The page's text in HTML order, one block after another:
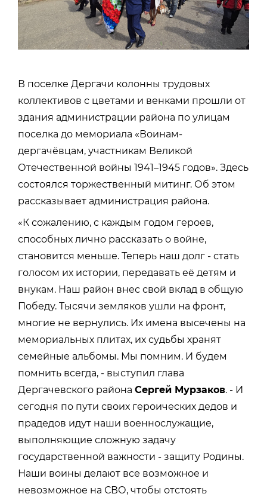
В поселке Дергачи колонны трудовых
коллективов с цветами и венками прошли от
здания администрации района по улицам
поселка до мемориала «Воинам-
дергачёвцам, участникам Великой
Отечественной войны 1941–1945 годов». Здесь
состоялся торжественный митинг. Об этом
рассказывает администрация района.
«К сожалению, с каждым годом героев,
способных лично рассказать о войне,
становится меньше. Теперь наш долг - стать
голосом их истории, передавать её детям и
внукам. Наш район внес свой вклад в общую
Победу. Тысячи земляков ушли на фронт,
многие не вернулись. Их имена высечены на
мемориальных плитах, их судьбы хранят
семейные альбомы. Мы помним. И будем
помнить всегда, - выступил глава
Дергачевского района Сергей Мурзаков. - И
сегодня по пути своих героических дедов и
прадедов идут наши военнослужащие,
выполняющие сложную задачу
государственной важности - защиту Родины.
Наши воины делают все возможное и
невозможное на СВО, чтобы отстоять